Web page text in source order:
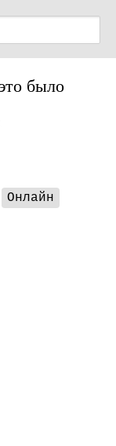
было
Онлайн